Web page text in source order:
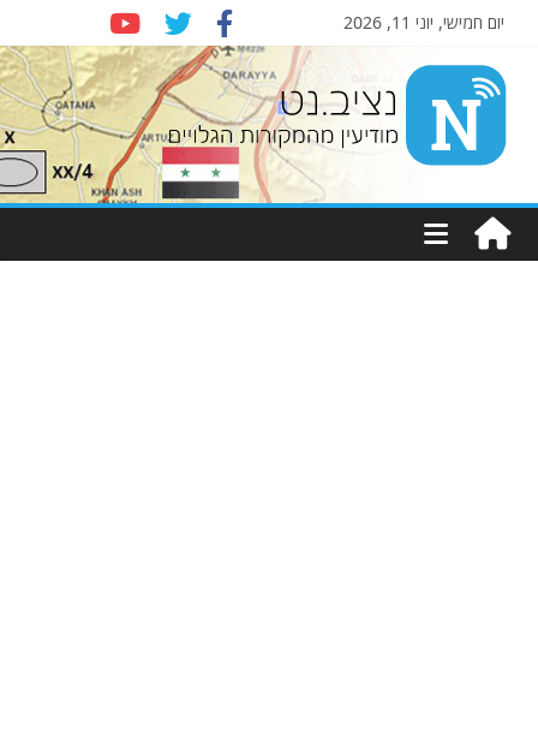
יום חמישי, יוני 11, 2026
Nziv.net
מודיעין
מהמקורות